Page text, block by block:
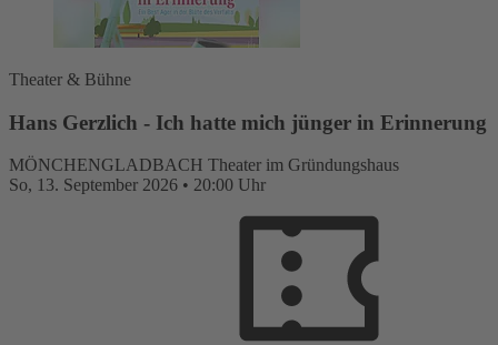
Theater & Bühne
Hans Gerzlich - Ich hatte mich jünger in Erinnerung
MÖNCHENGLADBACH Theater im Gründungshaus
So, 13. September 2026 • 20:00 Uhr